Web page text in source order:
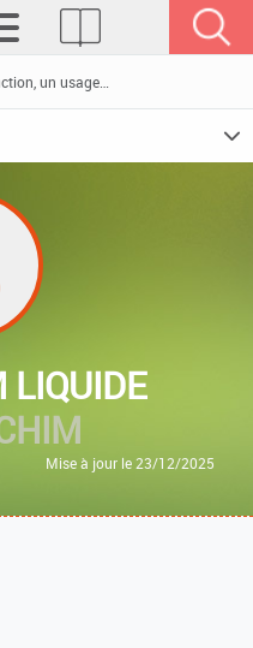
LIQUIDE
Mise à jour le 23/12/2025